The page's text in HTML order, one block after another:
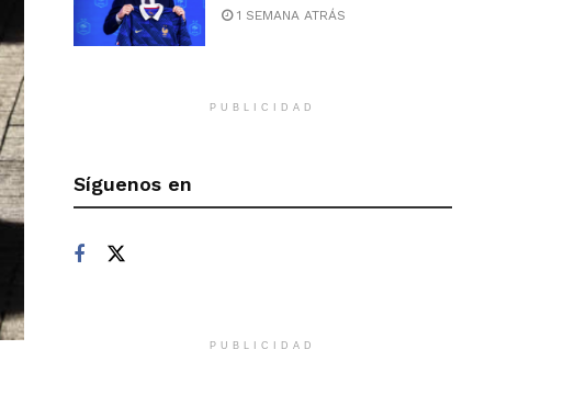
1 SEMANA ATRÁS
PUBLICIDAD
Síguenos en
PUBLICIDAD